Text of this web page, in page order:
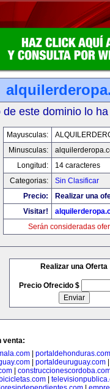
de este dominio lo
Mayusculas:
Minusculas:
Longitud:
14 caracteres
Categorias:
Sin Clasificar
Precio:
Realizar una
Visitar!
Serán consideradas
Realizar una Oferta
Precio Ofrecido $
venta:
portaldehonduras.com
| portaldeuruguay.com
|